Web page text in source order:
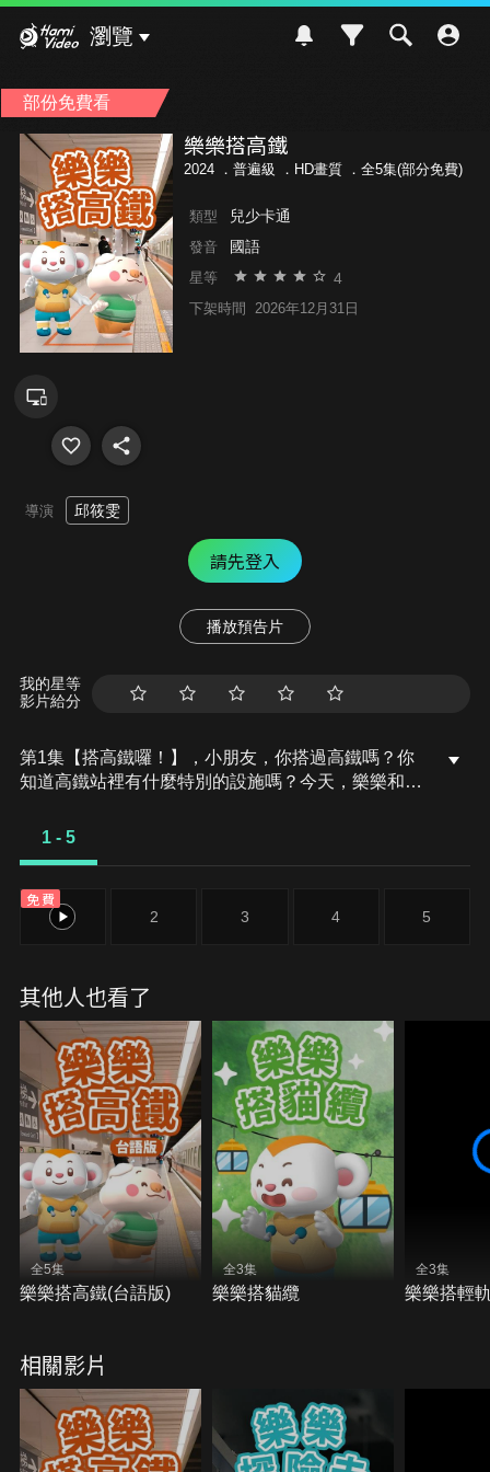
瀏覽
部份免費看
樂樂搭高鐵
2024 ． 普遍級 ．HD畫質 ．全5集(部分免費)
類型 兒少卡通
發音 國語
星等 4
下架時間 2026年12月31日
導演 邱筱雯
請先登入
播放預告片
我的星等
影片給分
第1集【搭高鐵囉！】，小朋友，你搭過高鐵嗎？你
知道高鐵站裡有什麼特別的設施嗎？今天，樂樂和康
呢？票該怎麼買？上車後該怎麼找座位？旅程中還會
具冒險嗎？一起期待下一站的旅程！
1 - 5
免費
1 2 3 4 5
其他人也看了
全5集
樂樂搭高鐵(台語版)
全3集
樂樂搭貓纜
全3集
樂樂搭輕
相關影片